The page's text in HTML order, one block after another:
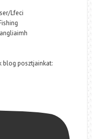
Lfeci
blog posztjainkat: